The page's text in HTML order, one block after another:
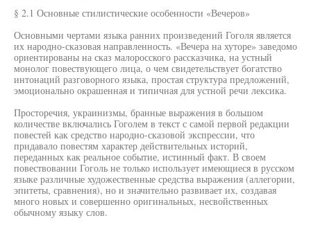
§ 2.1 Основные стилистические особенности «Вечеров»
Основными чертами языка ранних произведений Гоголя является
их народно-сказовая направленность. «Вечера на хуторе» заведомо
ориентированы на сказ малоросского рассказчика, на устный
монолог повествующего лица, о чем свидетельствует богатство
интонаций разговорного языка, простая структура предложений,
эмоционально окрашенная и типичная для устной речи лексика.
Просторечия, украинизмы, бранные выражения в большом
количестве включались Гоголем в текст с самой первой редакции
повестей как средство народно-сказовой экспрессии, что
придавало повестям характер действительных историй,
переданных как реальное событие, истинный факт. В своем
повествовании Гоголь не только использует имеющиеся в русском
языке различные художественные средства выражения (аллегории,
эпитеты, сравнения), но и значительно развивает их, создавая
много новых и совершенно оригинальных, несвойственных
обычному языку слов.